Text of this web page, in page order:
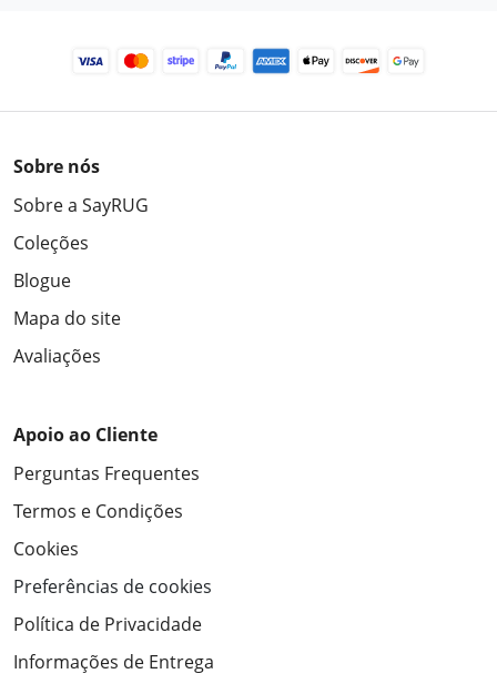
Sobre nós
Sobre a SayRUG
Coleções
Blogue
Mapa do site
Avaliações
Apoio ao Cliente
Perguntas Frequentes
Termos e Condições
Cookies
Preferências de cookies
Política de Privacidade
Informações de Entrega